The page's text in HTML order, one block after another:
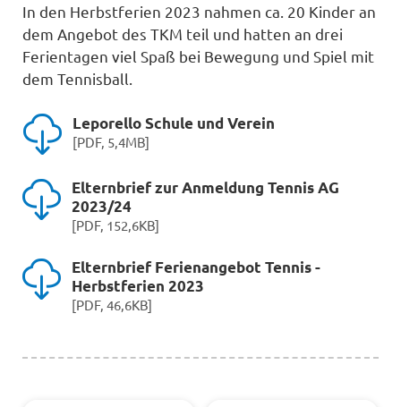
In den Herbstferien 2023 nahmen ca. 20 Kinder an
dem Angebot des TKM teil und hatten an drei
Ferientagen viel Spaß bei Bewegung und Spiel mit
dem Tennisball.
Leporello Schule und Verein
[PDF, 5,4MB]
Elternbrief zur Anmeldung Tennis AG
2023/24
[PDF, 152,6KB]
Elternbrief Ferienangebot Tennis -
Herbstferien 2023
[PDF, 46,6KB]